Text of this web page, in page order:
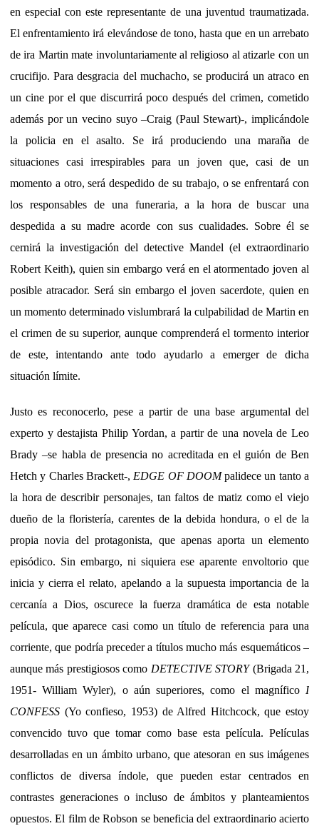
en especial con este representante de una juventud traumatizada.
El enfrentamiento irá elevándose de tono, hasta que en un arrebato
de ira Martin mate involuntariamente al religioso al atizarle con un
crucifijo. Para desgracia del muchacho, se producirá un atraco en
un cine por el que discurrirá poco después del crimen, cometido
además por un vecino suyo –Craig (Paul Stewart)-, implicándole
la policia en el asalto. Se irá produciendo una maraña de
situaciones casi irrespirables para un joven que, casi de un
momento a otro, será despedido de su trabajo, o se enfrentará con
los responsables de una funeraria, a la hora de buscar una
despedida a su madre acorde con sus cualidades. Sobre él se
cernirá la investigación del detective Mandel (el extraordinario
Robert Keith), quien sin embargo verá en el atormentado joven al
posible atracador. Será sin embargo el joven sacerdote, quien en
un momento determinado vislumbrará la culpabilidad de Martin en
el crimen de su superior, aunque comprenderá el tormento interior
de este, intentando ante todo ayudarlo a emerger de dicha
situación límite.
Justo es reconocerlo, pese a partir de una base argumental del
experto y destajista Philip Yordan, a partir de una novela de Leo
Brady –se habla de presencia no acreditada en el guión de Ben
Hetch y Charles Brackett-, EDGE OF DOOMpalidece un tanto a
la hora de describir personajes, tan faltos de matiz como el viejo
dueño de la floristería, carentes de la debida hondura, o el de la
propia novia del protagonista, que apenas aporta un elemento
episódico. Sin embargo, ni siquiera ese aparente envoltorio que
inicia y cierra el relato, apelando a la supuesta importancia de la
cercanía a Dios, oscurece la fuerza dramática de esta notable
película, que aparece casi como un título de referencia para una
corriente, que podría preceder a títulos mucho más esquemáticos –
aunque más prestigiosos como DETECTIVE STORY(Brigada 21,
1951- William Wyler), o aún superiores, como el magnífico I
CONFESS (Yo confieso, 1953) de Alfred Hitchcock, que estoy
convencido tuvo que tomar como base esta película. Películas
desarrolladas en un ámbito urbano, que atesoran en sus imágenes
conflictos de diversa índole, que pueden estar centrados en
contrastes generaciones o incluso de ámbitos y planteamientos
opuestos. El film de Robson se beneficia del extraordinario acierto